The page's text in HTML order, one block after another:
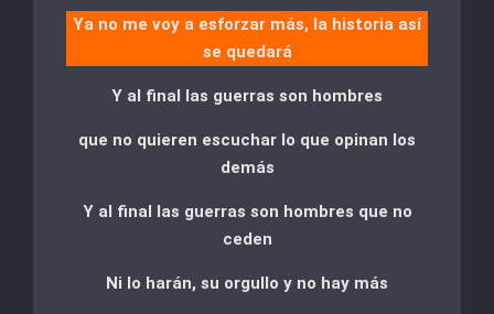
Ya no me voy a esforzar más, la historia así
se quedará
Y al final las guerras son hombres
que no quieren escuchar lo que opinan los
demás
Y al final las guerras son hombres que no
ceden
Ni lo harán, su orgullo y no hay más